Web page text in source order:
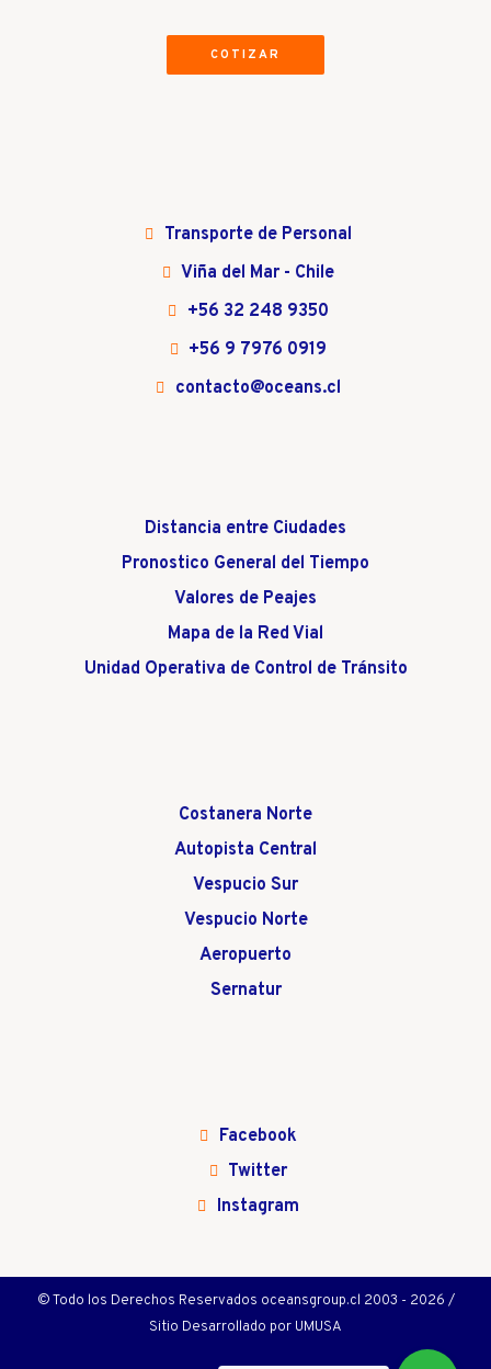
COTIZAR
Transporte de Personal
Viña del Mar - Chile
+56 32 248 9350
+56 9 7976 0919
contacto@oceans.cl
Distancia entre Ciudades
Pronostico General del Tiempo
Valores de Peajes
Mapa de la Red Vial
Unidad Operativa de Control de Tránsito
Costanera Norte
Autopista Central
Vespucio Sur
Vespucio Norte
Aeropuerto
Sernatur
Facebook
Twitter
Instagram
© Todo los Derechos Reservados oceansgroup.cl 2003 - 2026 /
Sitio Desarrollado por UMUSA